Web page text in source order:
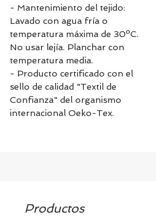
- Mantenimiento del tejido:
Lavado con agua fría o
temperatura máxima de 30ºC.
No usar lejía. Planchar con
temperatura media.
- Producto certificado con el
sello de calidad "Textil de
Confianza" del organismo
internacional Oeko-Tex.
Productos